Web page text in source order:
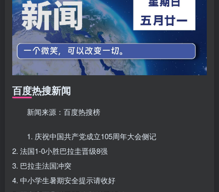
百度热搜新闻
新闻来源：百度热搜榜
1. 庆祝中国共产党成立105周年大会侧记
2. 法国1-0小胜巴拉圭晋级8强
3. 巴拉圭法国冲突
4. 中小学生暑期安全提示请收好